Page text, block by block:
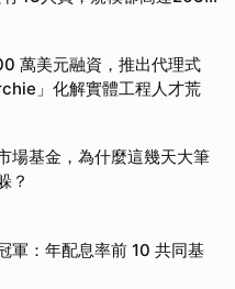
萬美元融資，推出代理式
」化解實體工程人才荒
場基金，為什麼這幾天大筆
？
軍：年配息率前 10 共同基